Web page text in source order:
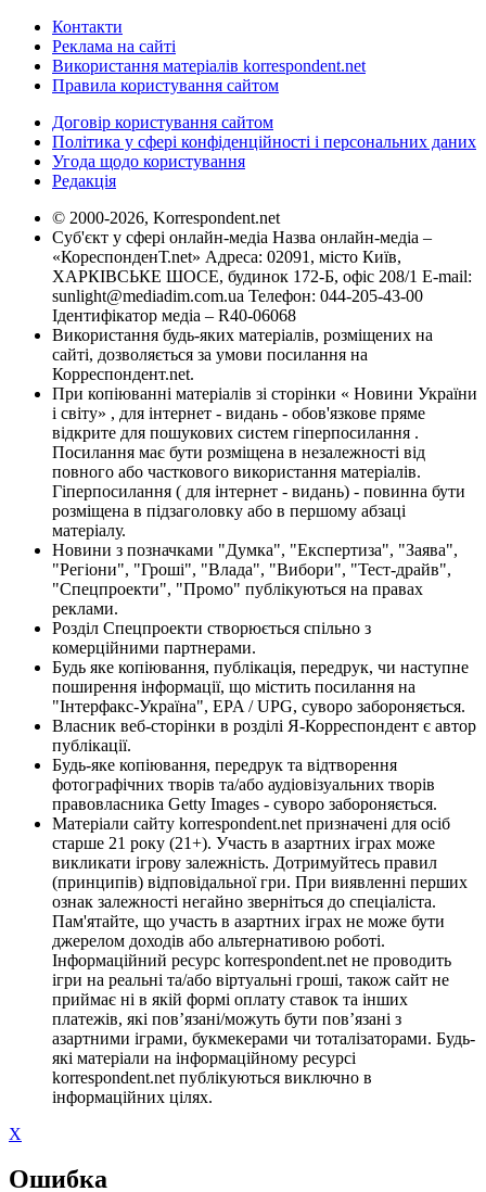
Контакти
Реклама на сайті
Використання матеріалів korrespondent.net
Правила користування сайтом
Договір користування сайтом
Політика у сфері конфіденційності і персональних даних
Угода щодо користування
Редакція
© 2000-2026, Korrespondent.net
Суб'єкт у сфері онлайн-медіа Назва онлайн-медіа –
«КореспонденТ.net» Адреса: 02091, місто Київ,
ХАРКІВСЬКЕ ШОСЕ, будинок 172-Б, офіс 208/1 E-mail:
sunlight@mediadim.com.ua Телефон: 044-205-43-00
Ідентифікатор медіа – R40-06068
Використання будь-яких матеріалів, розміщених на
сайті, дозволяється за умови посилання на
Корреспондент.net.
При копіюванні матеріалів зі сторінки « Новини України
і світу» , для інтернет - видань - обов'язкове пряме
відкрите для пошукових систем гіперпосилання .
Посилання має бути розміщена в незалежності від
повного або часткового використання матеріалів.
Гіперпосилання ( для інтернет - видань) - повинна бути
розміщена в підзаголовку або в першому абзаці
матеріалу.
Новини з позначками "Думка", "Експертиза", "Заява",
"Регіони", "Гроші", "Влада", "Вибори", "Тест-драйв",
"Спецпроекти", "Промо" публікуються на правах
реклами.
Розділ Спецпроекти створюється спільно з
комерційними партнерами.
Будь яке копіювання, публікація, передрук, чи наступне
поширення інформації, що містить посилання на
"Інтерфакс-Україна", EPA / UPG, суворо забороняється.
Власник веб-сторінки в розділі Я-Корреспондент є автор
публікації.
Будь-яке копіювання, передрук та відтворення
фотографічних творів та/або аудіовізуальних творів
правовласника Getty Images - суворо забороняється.
Матеріали сайту korrespondent.net призначені для осіб
старше 21 року (21+). Участь в азартних іграх може
викликати ігрову залежність. Дотримуйтесь правил
(принципів) відповідальної гри. При виявленні перших
ознак залежності негайно зверніться до спеціаліста.
Пам'ятайте, що участь в азартних іграх не може бути
джерелом доходів або альтернативою роботі.
Інформаційний ресурс korrespondent.net не проводить
ігри на реальні та/або віртуальні гроші, також сайт не
приймає ні в якій формі оплату ставок та інших
платежів, які пов’язані/можуть бути пов’язані з
азартними іграми, букмекерами чи тоталізаторами. Будь-
які матеріали на інформаційному ресурсі
korrespondent.net публікуються виключно в
інформаційних цілях.
X
Ошибка